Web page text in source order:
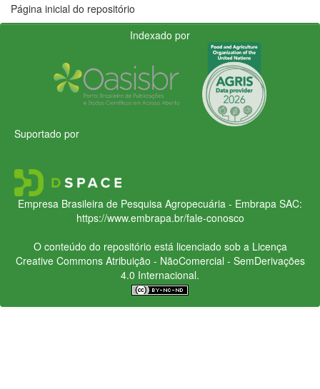
Página inicial do repositório
Indexado por
Suportado por
Empresa Brasileira de Pesquisa Agropecuária - Embrapa SAC:
https://www.embrapa.br/fale-conosco
O conteúdo do repositório está licenciado sob a Licença
Creative CommonsAtribuição - NãoComercial - SemDerivações
4.0 Internacional.